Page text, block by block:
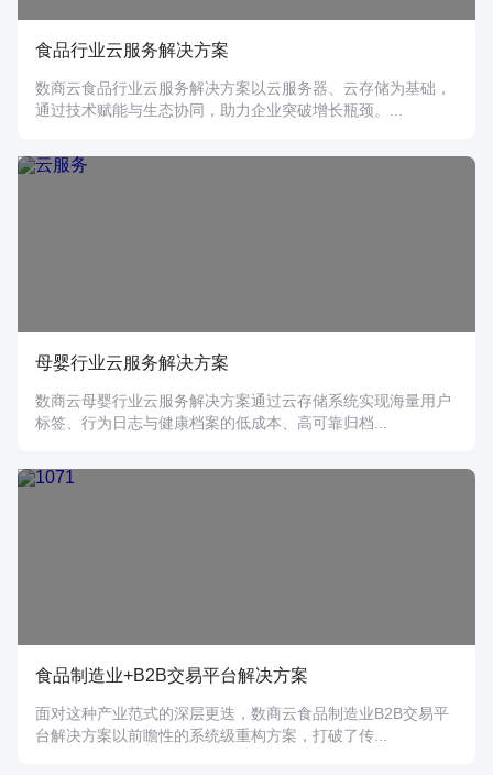
食品行业云服务解决方案
数商云食品行业云服务解决方案以云服务器、云存储为基础，
通过技术赋能与生态协同，助力企业突破增长瓶颈。...
母婴行业云服务解决方案
数商云母婴行业云服务解决方案‌通过云存储系统实现海量用户
标签、行为日志与健康档案的低成本、高可靠归档...
食品制造业+B2B交易平台解决方案
面对这种产业范式的深层更迭，数商云食品制造业B2B交易平
台解决方案以前瞻性的系统级重构方案，打破了传...